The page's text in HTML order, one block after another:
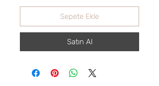
Sepete Ekle
Satın Al